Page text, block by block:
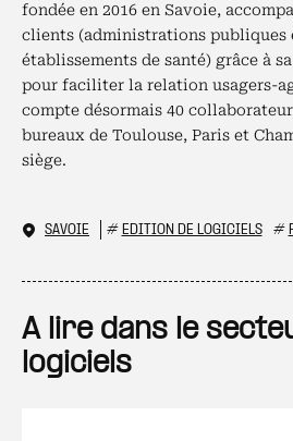
fondée en 2016 en Savoie,
clients (administrations publiques
établissements de santé) grâce à
pour faciliter la relation usagers-
compte désormais 40
bureaux de Toulouse, Paris et
siège.
SAVOIE # EDITION DE LOGICIELS #
A lire dans le
logiciels